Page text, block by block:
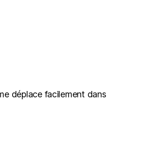
déplace facilement dans